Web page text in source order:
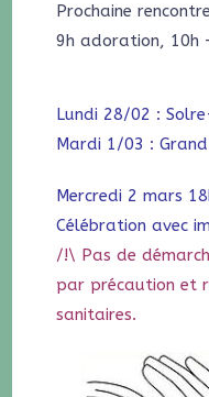
Prochaine
9h adoration, 10h
Lundi 28/02 :
Mardi 1/03 :
Mercredi 2 mars
Célébration avec
/!\ Pas de
par précaution et
sanitaires.